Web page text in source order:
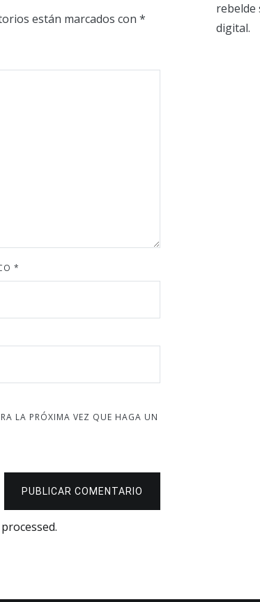
están marcados con *
*
LA PRÓXIMA VEZ QUE HAGA UN
PUBLICAR COMENTARIO
rebelde
digital.